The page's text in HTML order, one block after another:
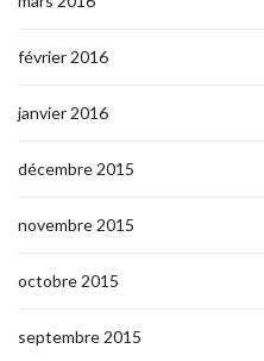
février 2016
janvier 2016
décembre 2015
novembre 2015
octobre 2015
septembre 2015